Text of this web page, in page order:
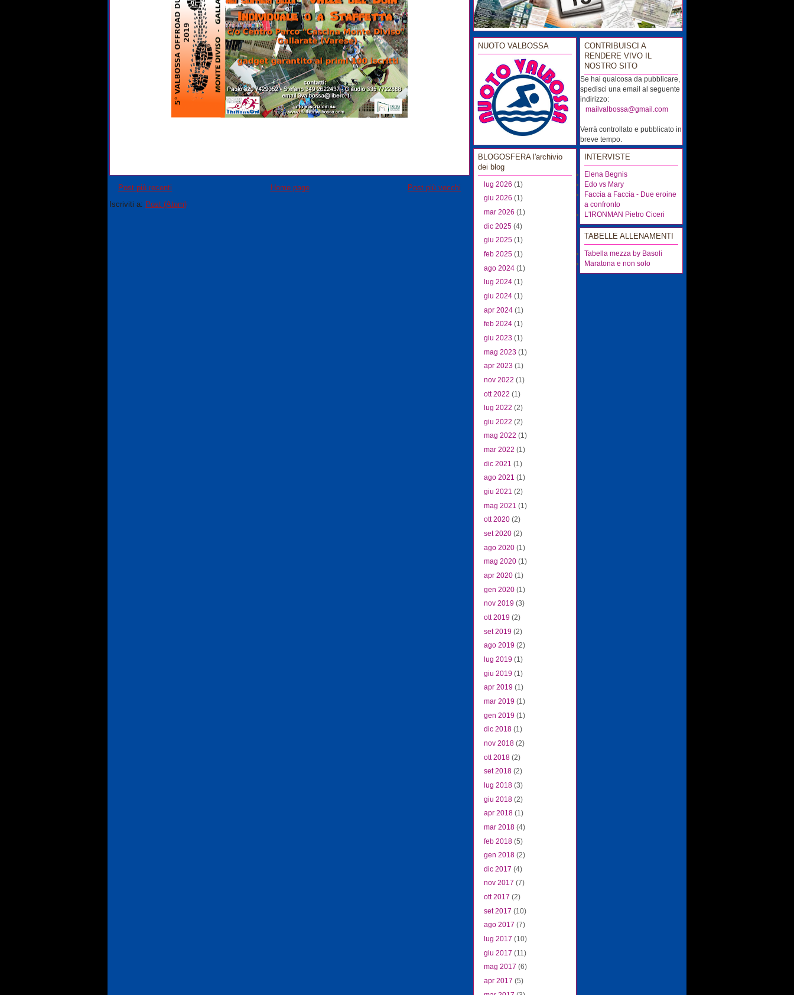
Post più recenti Post più vecchi
Home page
Iscriviti a: Post (Atom)
NUOTO VALBOSSA
BLOGOSFERA l'archivio
dei blog
lug 2026 (1)
giu 2026 (1)
mar 2026 (1)
dic 2025 (4)
giu 2025 (1)
feb 2025 (1)
ago 2024 (1)
lug 2024 (1)
giu 2024 (1)
apr 2024 (1)
feb 2024 (1)
giu 2023 (1)
mag 2023 (1)
apr 2023 (1)
nov 2022 (1)
ott 2022 (1)
lug 2022 (2)
giu 2022 (2)
mag 2022 (1)
mar 2022 (1)
dic 2021 (1)
ago 2021 (1)
giu 2021 (2)
mag 2021 (1)
ott 2020 (2)
set 2020 (2)
ago 2020 (1)
mag 2020 (1)
apr 2020 (1)
gen 2020 (1)
nov 2019 (3)
ott 2019 (2)
set 2019 (2)
ago 2019 (2)
lug 2019 (1)
giu 2019 (1)
apr 2019 (1)
mar 2019 (1)
gen 2019 (1)
dic 2018 (1)
nov 2018 (2)
ott 2018 (2)
set 2018 (2)
lug 2018 (3)
giu 2018 (2)
apr 2018 (1)
mar 2018 (4)
feb 2018 (5)
gen 2018 (2)
dic 2017 (4)
nov 2017 (7)
ott 2017 (2)
set 2017 (10)
ago 2017 (7)
lug 2017 (10)
giu 2017 (11)
mag 2017 (6)
apr 2017 (5)
CONTRIBUISCI A
RENDERE VIVO IL
NOSTRO SITO
Se hai qualcosa da pubblicare,
spedisci una email al seguente
indirizzo:
mailvalbossa@gmail.com
Verrà controllato e pubblicato in
breve tempo.
INTERVISTE
Elena Begnis
Edo vs Mary
Faccia a Faccia - Due eroine
a confronto
L'IRONMAN Pietro Ciceri
TABELLE ALLENAMENTI
Tabella mezza by Basoli
Maratona e non solo